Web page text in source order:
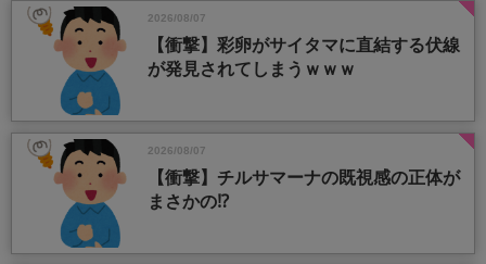
2026/08/07
【衝撃】彩卵がサイタマに直結する伏線
が発見されてしまうｗｗｗ
2026/08/07
【衝撃】チルサマーナの既視感の正体が
まさかの⁉️